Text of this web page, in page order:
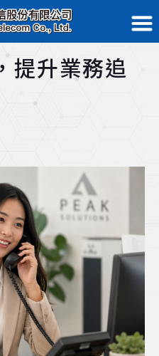
提升業務追